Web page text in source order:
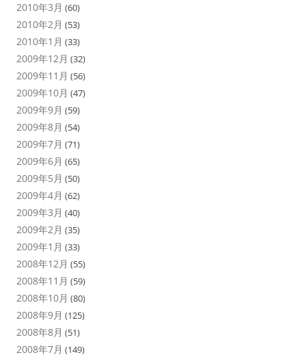
2010年3月 (60)
2010年2月 (53)
2010年1月 (33)
2009年12月 (32)
2009年11月 (56)
2009年10月 (47)
2009年9月 (59)
2009年8月 (54)
2009年7月 (71)
2009年6月 (65)
2009年5月 (50)
2009年4月 (62)
2009年3月 (40)
2009年2月 (35)
2009年1月 (33)
2008年12月 (55)
2008年11月 (59)
2008年10月 (80)
2008年9月 (125)
2008年8月 (51)
2008年7月 (149)